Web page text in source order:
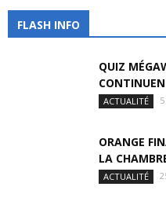
FLASH INFO
QUIZ
ACTUALITÉ
ORANGE
LA
ACTUALITÉ